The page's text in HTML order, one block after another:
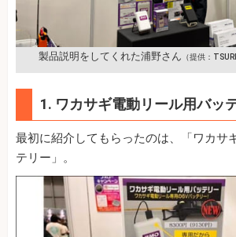
製品説明をしてくれた浦野さん （提供：
1. ワカサギ電動リール用バッ
最初に紹介してもらったのは、「ワカサ
テリー」。